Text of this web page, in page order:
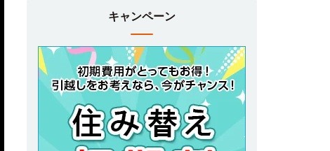
キャンペーン